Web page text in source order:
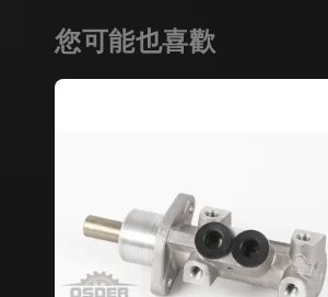
您可能也喜歡